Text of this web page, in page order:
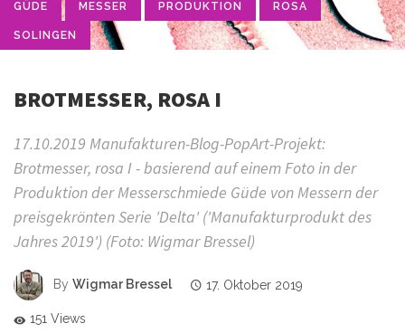
GÜDE MESSER PRODUKTION ROSA
SOLINGEN
BROTMESSER, ROSA I
17.10.2019 Manufakturen-Blog-PopArt-Projekt:
Brotmesser, rosa I - basierend auf einem Foto in der
Produktion der Messerschmiede Güde von Messern der
preisgekrönten Serie 'Delta' ('Manufakturprodukt des
Jahres 2019') (Foto: Wigmar Bressel)
By Wigmar Bressel 17. Oktober 2019
151 Views